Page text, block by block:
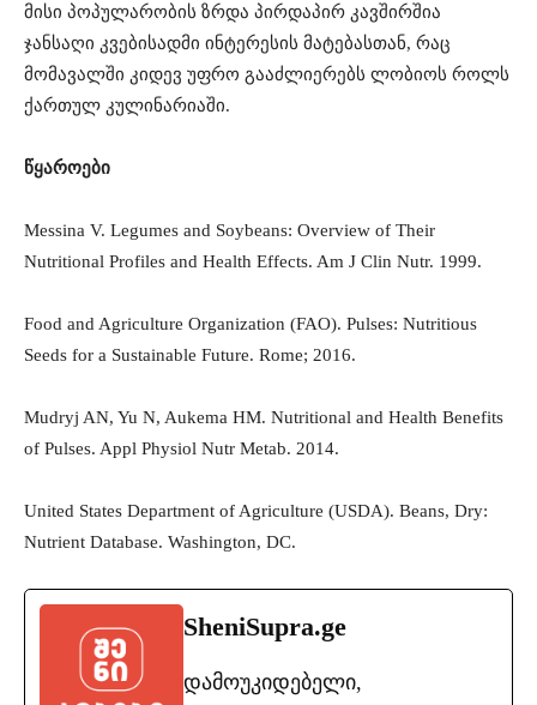
მისი პოპულარობის ზრდა პირდაპირ კავშირშია
ჯანსაღი კვებისადმი ინტერესის მატებასთან, რაც
მომავალში კიდევ უფრო გააძლიერებს ლობიოს როლს
ქართულ კულინარიაში.
წყაროები
Messina V. Legumes and Soybeans: Overview of Their
Nutritional Profiles and Health Effects. Am J Clin Nutr. 1999.
Food and Agriculture Organization (FAO). Pulses: Nutritious
Seeds for a Sustainable Future. Rome; 2016.
Mudryj AN, Yu N, Aukema HM. Nutritional and Health Benefits
of Pulses. Appl Physiol Nutr Metab. 2014.
United States Department of Agriculture (USDA). Beans, Dry:
Nutrient Database. Washington, DC.
SheniSupra.ge
დამოუკიდებელი,